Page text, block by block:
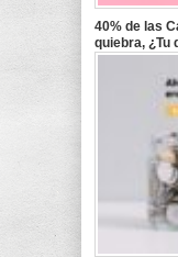
40% de las
quiebra, ¿Tu